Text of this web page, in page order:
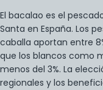
El bacalao es el
Santa en España. Los
caballa aportan entre
que los blancos como
menos del 3%. La
regionales y los